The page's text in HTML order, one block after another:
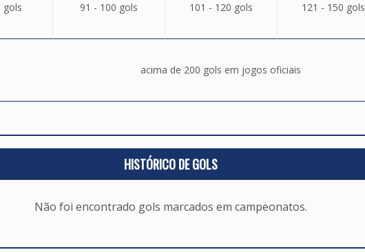
gols 91 - 100 gols 101 - 120 gols 121 - 150 gols
acima de 200 gols em jogos oficiais
HISTÓRICO DE GOLS
Não foi encontrado gols marcados em campeonatos.